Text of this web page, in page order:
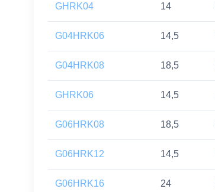
GHRK04 14
G04HRK06 14,5
G04HRK08 18,5
GHRK06 14,5
G06HRK08 18,5
G06HRK12 14,5
G06HRK16 24